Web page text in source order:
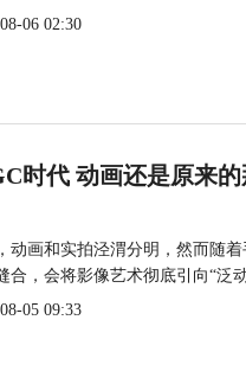
06 02:30
时代 动画还是原来
动画和实拍泾渭分明，然而随
合，会将影像艺术彻底引向“泛
05 09:33